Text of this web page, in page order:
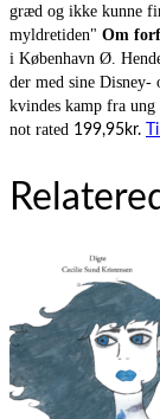
græd og ikke kunne
myldretiden" Om
i København Ø.
der med sine Disney-
kvindes kamp fra
not rated 199,95kr.